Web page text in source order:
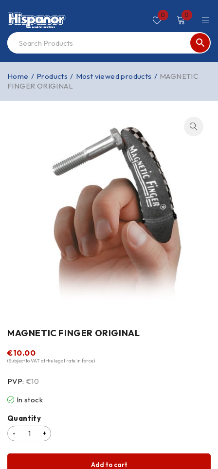
0 0
Home / Products / Most viewed products / MAGNETIC
FINGER ORIGINAL
MAGNETIC FINGER ORIGINAL
€10.00
(Subject to VAT at the legal rate in force)
PVP: €10
In stock
Quantity
Add to cart